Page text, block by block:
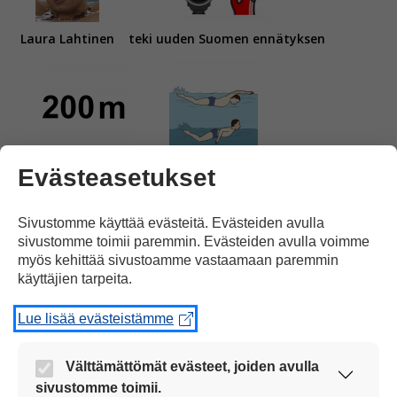
Laura Lahtinen teki uuden Suomen ennätyksen
kahdensadan metrin perhosuinnissa.
Nuorten Euroopanmestaruuskisoissa
Evästeasetukset
Sivustomme käyttää evästeitä. Evästeiden avulla
sivustomme toimii paremmin. Evästeiden avulla voimme
myös kehittää sivustoamme vastaamaan paremmin
käyttäjien tarpeita.
Lue lisää evästeistämme
Välttämättömät evästeet, joiden avulla
sivustomme toimii.